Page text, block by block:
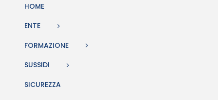
HOME
ENTE
FORMAZIONE
SUSSIDI
SICUREZZA